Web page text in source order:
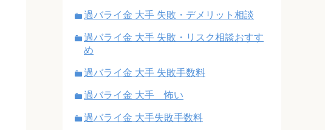
過バライ金 大手 失敗・デメリット相談
過バライ金 大手 失敗・リスク相談おすす
め
過バライ金 大手 失敗手数料
過バライ金 大手 怖い
過バライ金 大手失敗手数料